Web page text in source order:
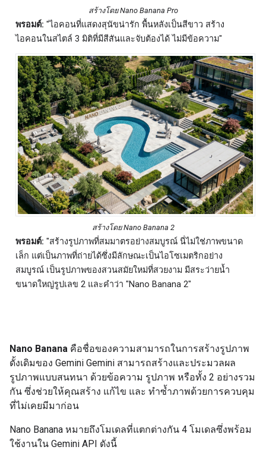
สร้างโดย Nano Banana Pro
พรอมต์: "ไอคอนที่แสดงสุนัขน่ารัก พื้นหลังเป็นสีขาว สร้าง
ไอคอนในสไตล์ 3 มิติที่มีสีสันและจับต้องได้ ไม่มีข้อความ"
สร้างโดย Nano Banana 2
พรอมต์: "สร้างรูปภาพที่สมมาตรอย่างสมบูรณ์ นี่ไม่ใช่ภาพขนาด
เล็ก แต่เป็นภาพที่ถ่ายได้ซึ่งมีลักษณะเป็นไอโซเมตริกอย่าง
สมบูรณ์ เป็นรูปภาพของสวนสมัยใหม่ที่สวยงาม มีสระว่ายน้ำ
ขนาดใหญ่รูปเลข 2 และคำว่า "Nano Banana 2"
Nano Banana คือชื่อของความสามารถในการสร้างรูปภาพ
ดั้งเดิมของ Gemini Gemini สามารถสร้างและประมวลผล
รูปภาพแบบสนทนา ด้วยข้อความ รูปภาพ หรือทั้ง 2 อย่างรวม
กัน ซึ่งช่วยให้คุณสร้าง แก้ไข และ ทำซ้ำภาพด้วยการควบคุม
ที่ไม่เคยมีมาก่อน
Nano Banana หมายถึงโมเดลที่แตกต่างกัน 4 โมเดลซึ่งพร้อม
ใช้งานใน Gemini API ดังนี้